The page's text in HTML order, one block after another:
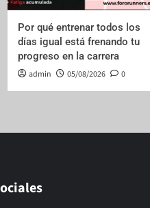
Por qué entrenar todos los
días igual está frenando tu
progreso en la carrera
admin 05/08/2026 0